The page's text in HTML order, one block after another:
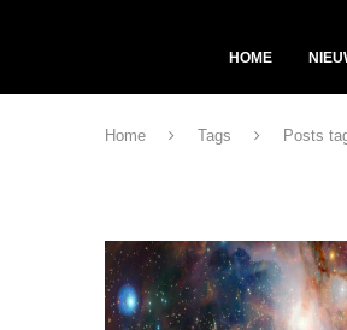
HOME
Home Tags Posts